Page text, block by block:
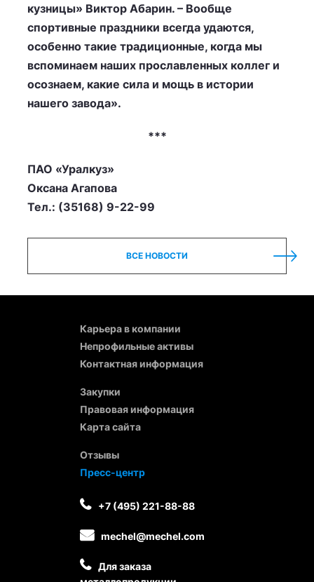
кузницы» Виктор Абарин. – Вообще
спортивные праздники всегда удаются,
особенно такие традиционные, когда мы
вспоминаем наших прославленных коллег и
осознаем, какие сила и мощь в истории
нашего завода».
***
ПАО «Уралкуз»
Оксана Агапова
Тел.: (35168) 9-22-99
ВСЕ НОВОСТИ
Карьера в компании
Непрофильные активы
Контактная информация
Закупки
Правовая информация
Карта сайта
Отзывы
Пресс-центр
+7 (495) 221-88-88
mechel@mechel.com
Для заказа